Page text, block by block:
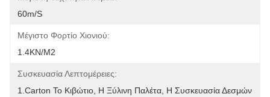
60m/s
Μέγιστο Φορτίο Χιονιού:
1.4KN/m2
Συσκευασία Λεπτομέρειες:
1.Carton Το Κιβώτιο, Η Ξύλινη Παλέτα, Η Συσκευασία Δεσμών